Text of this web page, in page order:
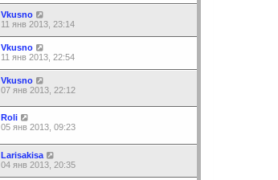
Vkusno
11 янв 2013, 23:14
Vkusno
11 янв 2013, 22:54
Vkusno
07 янв 2013, 22:12
Roli
05 янв 2013, 09:23
Larisakisa
04 янв 2013, 20:35